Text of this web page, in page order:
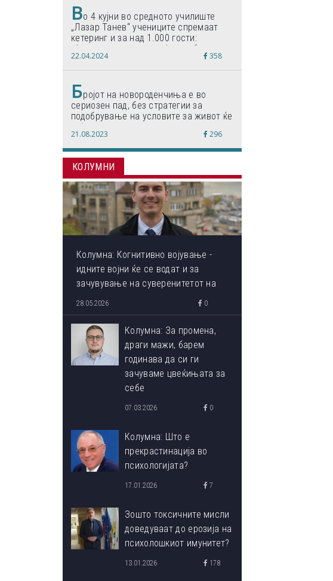
Во 4 кујни во средното училиште
„Лазар Танев“ учениците спремаат
кетеринг и за над 1.000 гости:
„Формиравме компанија и работиме
по светски стандарди“
22.04.2024 358
Бројот на новороденчиња е во
сериозен пад, без стратегии за
подобрување на условите за живот ќе
дојде до затворање на училишта,
предупредуваат експертите
21.08.2023 296
КОЛУМНИ
Колумна: Когнитивно војување -
идните војни ќе се водат и за
зачувување на суверенитетот на
сопствениот ум
28.05.2026 0
Колумна: За промена,
драги мажи, барем
годинава да си ги
зачуваме цвеќињата за
себе
07.03.2026 0
Колумна: Што е
прекрастинација во
психологијата?
17.01.2026 7
Зошто токсичните мисли
доведуваат до ерозија на
психолошкиот имунитет?
13.01.2026 178